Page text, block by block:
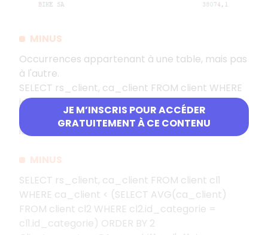
JE M’INSCRIS POUR ACCÉDER
GRATUITEMENT À CE CONTENU
MINUS
Occurrences appartenant à une table, mais pas
à l'autre.
SELECT rs_client, ca_client FROM client WHERE
id_client in
(select id_client FROM commande GROUP BY
id_client HAVING COUNT(*) = 1)
MINUS
SELECT rs_client, ca_client FROM client cl1
WHERE ca_client < (SELECT AVG(ca_client)
FROM client cl2 WHERE cl2.id_categorie =
cl1.id_categorie) ORDER BY 2